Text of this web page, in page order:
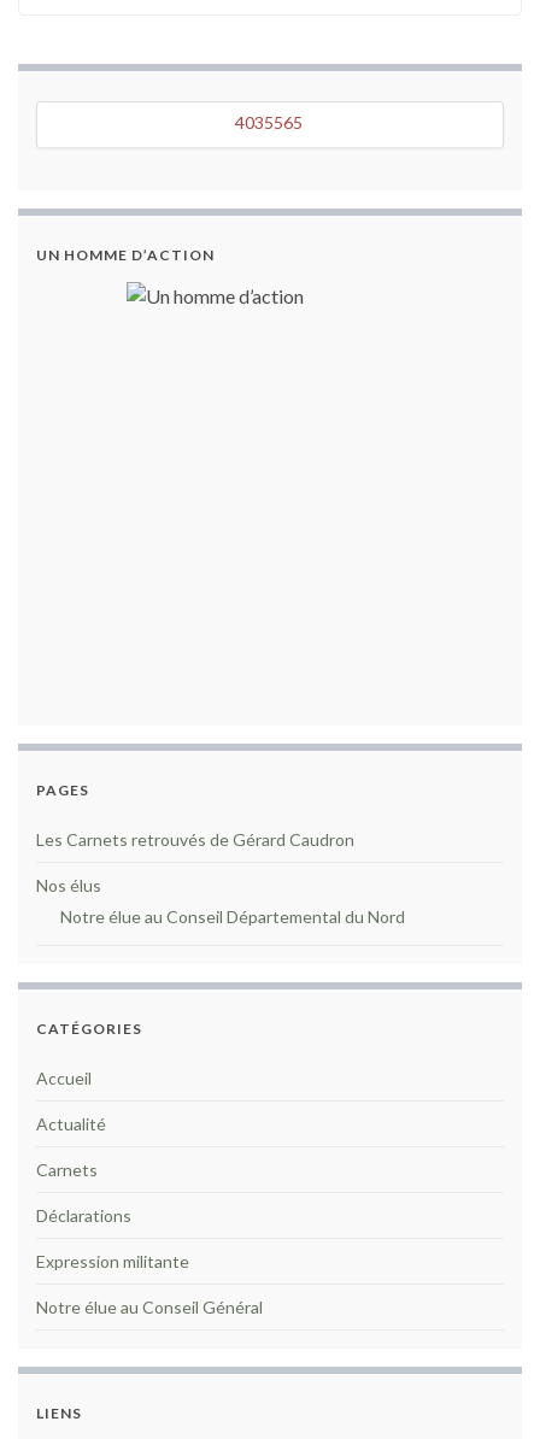
4035565
UN HOMME D’ACTION
PAGES
Les Carnets retrouvés de Gérard Caudron
Nos élus
Notre élue au Conseil Départemental du Nord
CATÉGORIES
Accueil
Actualité
Carnets
Déclarations
Expression militante
Notre élue au Conseil Général
LIENS